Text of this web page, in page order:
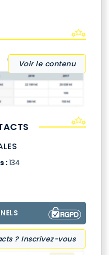
Voir le contenu
:134
? Inscrivez-vous